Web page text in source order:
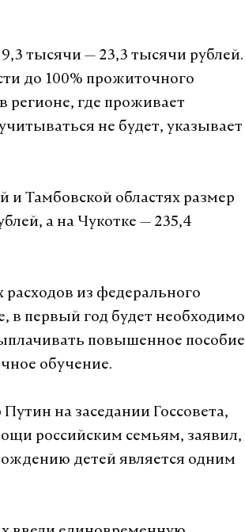
тысячи — 23,3 тысячи рублей.
до 100% прожиточного
регионе, где проживает
не будет, указывает
и Тамбовской областях размер
а на Чукотке — 235,4
из федерального
в первый год будет необходимо
повышенное пособие
обучение.
на заседании Госсовета,
российским семьям, заявил,
детей является одним